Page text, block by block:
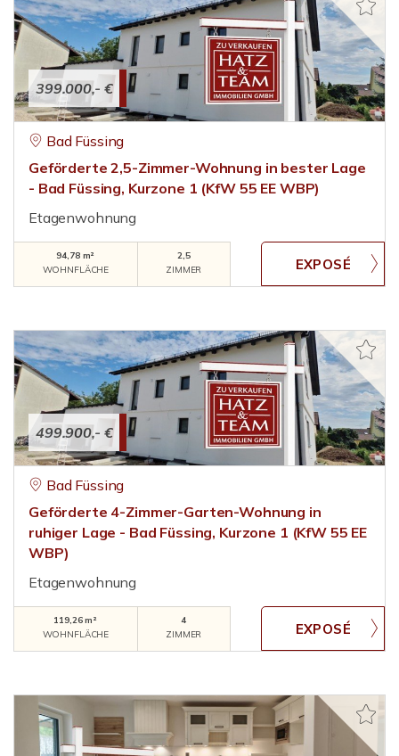
399.000,- €
Bad Füssing
Geförderte 2,5-Zimmer-Wohnung in bester Lage
- Bad Füssing, Kurzone 1 (KfW 55 EE WBP)
Etagenwohnung
94,78 m²
WOHNFLÄCHE
2,5
ZIMMER
499.900,- €
Bad Füssing
Geförderte 4-Zimmer-Garten-Wohnung in
ruhiger Lage - Bad Füssing, Kurzone 1 (KfW 55 EE
WBP)
Etagenwohnung
119,26 m²
WOHNFLÄCHE
4
ZIMMER